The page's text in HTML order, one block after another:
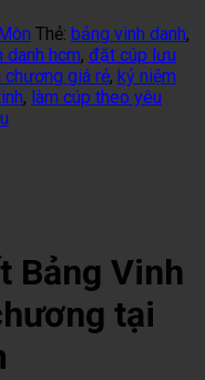
Thẻ: bảng vinh danh,
danh hcm, đặt cúp lưu
chương giá rẻ, kỷ niệm
, làm cúp theo yêu
Bảng Vinh
tại